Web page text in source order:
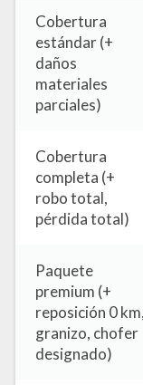
Cobertura
estándar (+
daños
materiales
parciales)
Cobertura
completa (+
robo total,
pérdida total)
Paquete
premium (+
reposición 0 km,
granizo, chofer
designado)